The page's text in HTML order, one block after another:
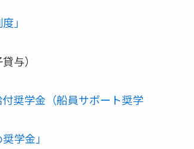
」
与）
付奨学金（船員サポート奨学
学金」